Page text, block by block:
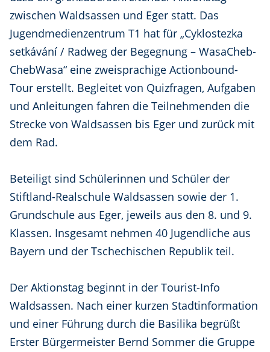
zwischen Waldsassen und Eger statt. Das
Jugendmedienzentrum T1 hat für „Cyklostezka
setkávání / Radweg der Begegnung – WasaCheb-
ChebWasa“ eine zweisprachige Actionbound-
Tour erstellt. Begleitet von Quizfragen, Aufgaben
und Anleitungen fahren die Teilnehmenden die
Strecke von Waldsassen bis Eger und zurück mit
dem Rad.
Beteiligt sind Schülerinnen und Schüler der
Stiftland-Realschule Waldsassen sowie der 1.
Grundschule aus Eger, jeweils aus den 8. und 9.
Klassen. Insgesamt nehmen 40 Jugendliche aus
Bayern und der Tschechischen Republik teil.
Der Aktionstag beginnt in der Tourist-Info
Waldsassen. Nach einer kurzen Stadtinformation
und einer Führung durch die Basilika begrüßt
Erster Bürgermeister Bernd Sommer die Gruppe